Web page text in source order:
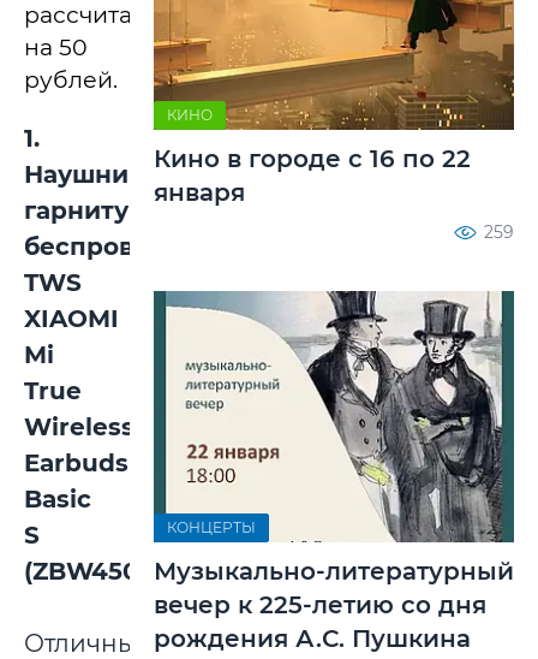
рассчитаны
на 50
рублей.
1.
Наушники-
гарнитура
беспроводные
TWS
XIAOMI
Mi
True
Wireless
Earbuds
Basic
S
(ZBW4502GL)
Отличный
КИНО
Кино в городе с 16 по 22
января
259
КОНЦЕРТЫ
Музыкально-литературный
вечер к 225-летию со дня
рождения А.С. Пушкина